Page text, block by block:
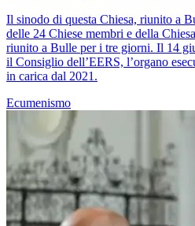
Il sinodo di questa Chiesa, riunito a
delle 24 Chiese membri e della
riunito a Bulle per i tre giorni. Il 14
il Consiglio dell’EERS, l’organo
in carica dal 2021.
Ecumenismo